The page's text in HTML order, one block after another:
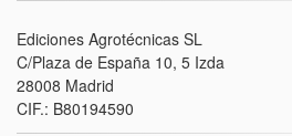
Ediciones Agrotécnicas SL
C/Plaza de España 10, 5 Izda
28008 Madrid
CIF.: B80194590